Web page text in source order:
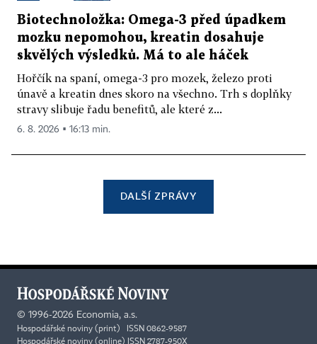
Biotechnoložka: Omega-3 před úpadkem
mozku nepomohou, kreatin dosahuje
skvělých výsledků. Má to ale háček
Hořčík na spaní, omega-3 pro mozek, železo proti
únavě a kreatin dnes skoro na všechno. Trh s doplňky
stravy slibuje řadu benefitů, ale které z...
6. 8. 2026 ▪ 16:13 min.
DALŠÍ ZPRÁVY
© 1996-2026 Economia, a.s.
Hospodářské noviny (print) ISSN 0862-9587
Hospodářské noviny (online) ISSN 2787-950X